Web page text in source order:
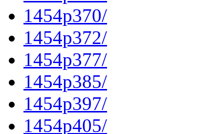
1454p370/
1454p372/
1454p377/
1454p385/
1454p397/
1454p405/